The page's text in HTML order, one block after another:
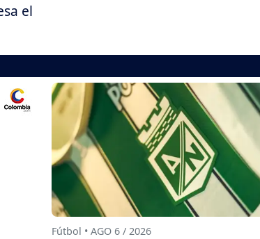
el
Fútbol • AGO 6 / 2026